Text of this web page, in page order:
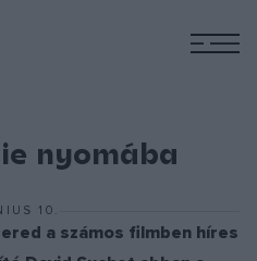
nyomába
10.
a számos filmben híres